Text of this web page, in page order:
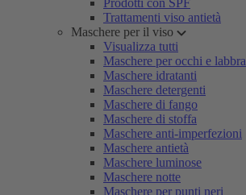
Prodotti con SPF
Trattamenti viso antietà
Maschere per il viso
Visualizza tutti
Maschere per occhi e labbra
Maschere idratanti
Maschere detergenti
Maschere di fango
Maschere di stoffa
Maschere anti-imperfezioni
Maschere antietà
Maschere luminose
Maschere notte
Maschere per punti neri